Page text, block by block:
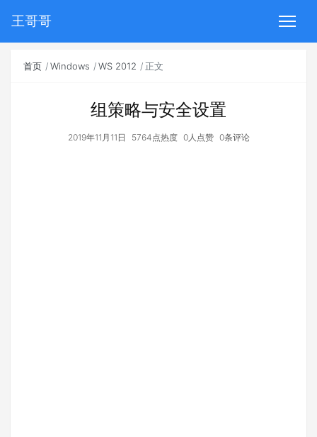
王哥哥
首页 Windows WS 2012 正文
组策略与安全设置
2019年11月11日 5764点热度 0人点赞 0条评论